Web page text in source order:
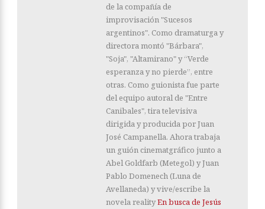
de la compañía de
improvisación "Sucesos
argentinos". Como dramaturga y
directora montó "Bárbara",
"Soja", "Altamirano" y “Verde
esperanza y no pierde”, entre
otras. Como guionista fue parte
del equipo autoral de "Entre
Canibales", tira televisiva
dirigida y producida por Juan
José Campanella. Ahora trabaja
un guión cinematgráfico junto a
Abel Goldfarb (Metegol) y Juan
Pablo Domenech (Luna de
Avellaneda) y vive/escribe la
novela realityEn busca de Jesús